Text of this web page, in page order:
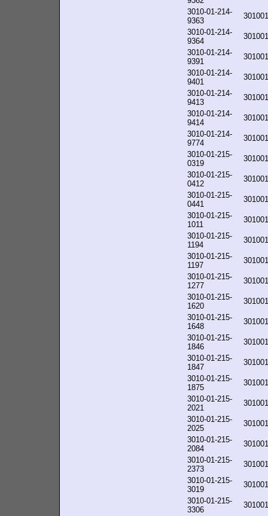
3010-01-214-
9363
3010-01-214-
9364
3010-01-214-
9391
3010-01-214-
9401
3010-01-214-
9413
3010-01-214-
9414
3010-01-214-
9774
3010-01-215-
0319
3010-01-215-
0412
3010-01-215-
0441
3010-01-215-
1011
3010-01-215-
1194
3010-01-215-
1197
3010-01-215-
1277
3010-01-215-
1620
3010-01-215-
1648
3010-01-215-
1846
3010-01-215-
1847
3010-01-215-
1875
3010-01-215-
2021
3010-01-215-
2025
3010-01-215-
2084
3010-01-215-
2373
3010-01-215-
3019
3010-01-215-
3306